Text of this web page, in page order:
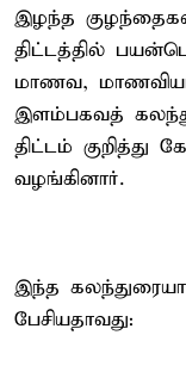
இழந்த
திட்டத்தில்
மாணவ,
இளம்பகவத்
திட்டம் குறித்து
வழங்கினார்.
இந்த
பேசியதாவது: